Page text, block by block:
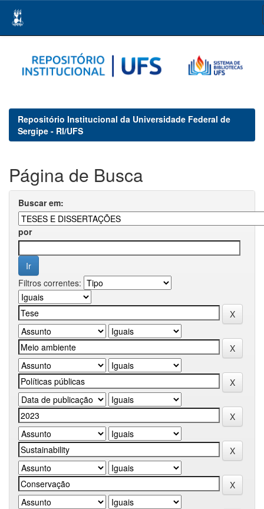
navigation
Repositório Institucional da Universidade Federal de
Sergipe - RI/UFS
Página de Busca
Buscar em:
por
Filtros correntes: